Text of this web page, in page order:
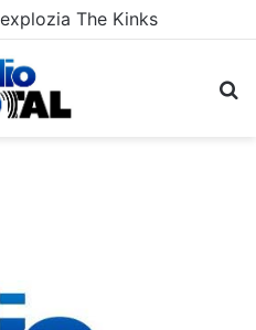
The Kinks